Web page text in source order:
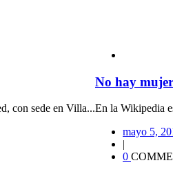
con sede en Villa...
No hay
En la Wikipedia
mayo 5,
|
0